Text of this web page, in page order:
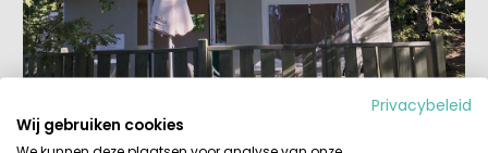
Privacybeleid
Wij gebruiken cookies